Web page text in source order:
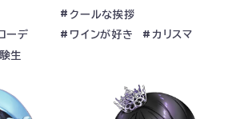
ビールが好き
チケットの達人
ン
リスマ
ーデ
生
クールな挨拶
ワインが好き
カリスマ